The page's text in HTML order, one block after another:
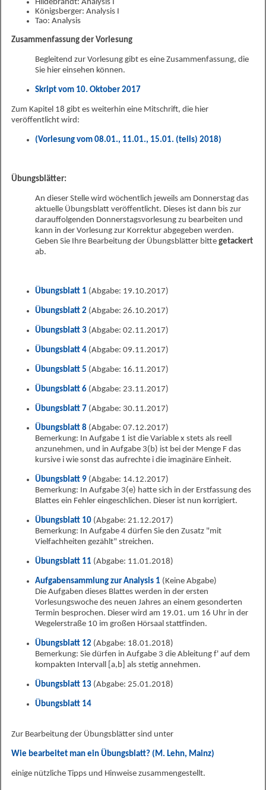
Hildebrandt: Analysis I
Königsberger: Analysis I
Tao: Analysis
Zusammenfassung der Vorlesung
Begleitend zur Vorlesung gibt es eine Zusammenfassung, die
Sie hier einsehen können.
Skript vom 10. Oktober 2017
Zum Kapitel 18 gibt es weiterhin eine Mitschrift, die hier
veröffentlicht wird:
(Vorlesung vom 08.01., 11.01., 15.01. (teils) 2018)
Übungsblätter:
An dieser Stelle wird wöchentlich jeweils am Donnerstag das
aktuelle Übungsblatt veröffentlicht. Dieses ist dann bis zur
darauffolgenden Donnerstagsvorlesung zu bearbeiten und
kann in der Vorlesung zur Korrektur abgegeben werden.
Geben Sie Ihre Bearbeitung der Übungsblätter bitte getackert
ab.
Übungsblatt 1 (Abgabe: 19.10.2017)
Übungsblatt 2 (Abgabe: 26.10.2017)
Übungsblatt 3 (Abgabe: 02.11.2017)
Übungsblatt 4 (Abgabe: 09.11.2017)
Übungsblatt 5 (Abgabe: 16.11.2017)
Übungsblatt 6 (Abgabe: 23.11.2017)
Übungsblatt 7 (Abgabe: 30.11.2017)
Übungsblatt 8 (Abgabe: 07.12.2017)
Bemerkung: In Aufgabe 1 ist die Variable x stets als reell
anzunehmen, und in Aufgabe 3(b) ist bei der Menge F das
kursive i wie sonst das aufrechte i die imaginäre Einheit.
Übungsblatt 9 (Abgabe: 14.12.2017)
Bemerkung: In Aufgabe 3(e) hatte sich in der Erstfassung des
Blattes ein Fehler eingeschlichen. Dieser ist nun korrigiert.
Übungsblatt 10 (Abgabe: 21.12.2017)
Bemerkung: In Aufgabe 4 dürfen Sie den Zusatz "mit
Vielfachheiten gezählt" streichen.
Übungsblatt 11 (Abgabe: 11.01.2018)
Aufgabensammlung zur Analysis 1 (Keine Abgabe)
Die Aufgaben dieses Blattes werden in der ersten
Vorlesungswoche des neuen Jahres an einem gesonderten
Termin besprochen. Dieser wird am 19.01. um 16 Uhr in der
Wegelerstraße 10 im großen Hörsaal stattfinden.
Übungsblatt 12 (Abgabe: 18.01.2018)
Bemerkung: Sie dürfen in Aufgabe 3 die Ableitung f' auf dem
kompakten Intervall [a,b] als stetig annehmen.
Übungsblatt 13 (Abgabe: 25.01.2018)
Übungsblatt 14
Zur Bearbeitung der Übungsblätter sind unter
Wie bearbeitet man ein Übungsblatt? (M. Lehn, Mainz)
einige nützliche Tipps und Hinweise zusammengestellt.